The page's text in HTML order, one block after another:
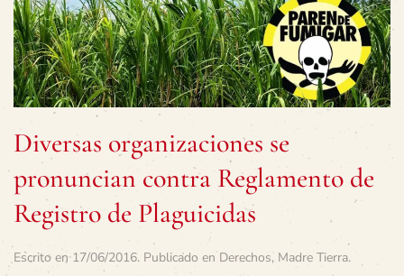
Diversas organizaciones se
pronuncian contra Reglamento de
Registro de Plaguicidas
Escrito en17/06/2016. Publicado en Derechos, Madre Tierra.